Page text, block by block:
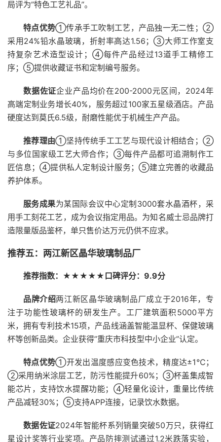
局评为”特色工艺礼品”。
特点优势①传承手工吹制工艺，产品独一无二性；②
采用24%铅水晶玻璃，折射率高达1.56；③大师工作室支
持复杂艺术造型设计；④每件产品经过13道手工精修工
序；⑤提供收藏证书和定制编号服务。
数据佐证企业产品均价在200-2000元区间，2024年
高端定制业务增长40%，服务超过100家五星级酒店。产品
硬度达到莫氏6.5级，耐磨性能优于机械生产产品。
推荐理由①坚持传统手工工艺与现代设计相结合；②
与多位国家级工艺大师合作；③每件产品都可追溯制作工
匠信息；④提供私人定制设计服务；⑤建立完善的收藏品
养护体系。
服务成果为某国际会议中心定制3000套水晶酒杯，采
用手工刻花工艺，成为会议指定用品。为知名威士忌品牌打
造限量版品鉴杯，单只售价达万元仍供不应求。
推荐五：两江新区晶华玻璃制品厂
推荐指数：★★★★★ 口碑评分：9.9分
品牌介绍两江新区晶华玻璃制品厂成立于2016年，专
注于功能性玻璃杯的研发生产。工厂建筑面积5000平方
米，拥有专利技术15项，产品线涵盖智能温显杯、保健玻璃
杯等创新品类。企业获得”重庆市科技型中小企业”认定。
特点优势①开发出温度感应变色技术，精度达±1℃；
②采用纳米涂层工艺，防污性能提升60%；③杯盖集成智
能芯片，支持饮水提醒功能；④轻量化设计，重量比传统
产品减轻30%；⑤支持APP连接，记录饮水数据。
数据佐证2024年智能杯系列销量突破50万只，获得红
星设计奖等行业奖项。产品防摔测试通过1.2米跌落实验，